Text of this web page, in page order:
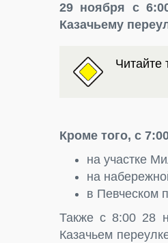
29 ноября с
Казачьему
Читайте
Кроме того, с
на участке
на
в Певческом
Также с 8:00 28
Казачьем